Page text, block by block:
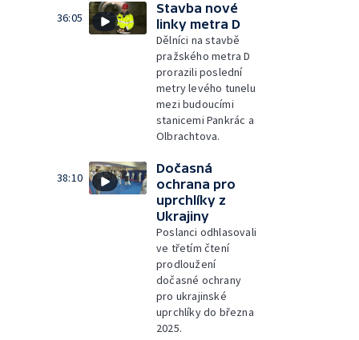
36:05
Stavba nové
linky metra D
Dělníci na stavbě
pražského metra D
prorazili poslední
metry levého tunelu
mezi budoucími
stanicemi Pankrác a
Olbrachtova.
38:10
Dočasná
ochrana pro
uprchlíky z
Ukrajiny
Poslanci odhlasovali
ve třetím čtení
prodloužení
dočasné ochrany
pro ukrajinské
uprchlíky do března
2025.